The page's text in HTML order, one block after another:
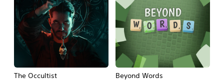
The Occultist Beyond Words